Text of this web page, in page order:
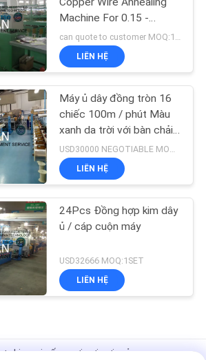
Machine For 0.15 -
0.64mm Wire 40 Pcs
LIÊN HỆ
Máy ủ dây đồng tròn 16
chiếc 100m / phút Màu
xanh da trời với bàn chải
Trả tiền
LIÊN HỆ
24Pcs Đồng hợp kim dây
ủ / cáp cuộn máy
USD32666 MOQ:1SET
LIÊN HỆ
kim mịn ống sợi sợi sợi mỏng